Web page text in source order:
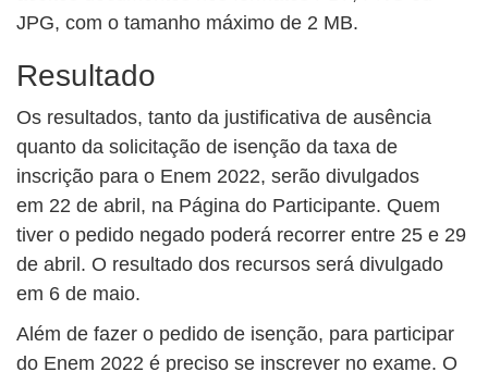
JPG, com o tamanho máximo de 2 MB.
Resultado
Os resultados, tanto da justificativa de ausência
quanto da solicitação de isenção da taxa de
inscrição para o Enem 2022, serão divulgados
em 22 de abril, na Página do Participante. Quem
tiver o pedido negado poderá recorrer entre 25 e 29
de abril. O resultado dos recursos será divulgado
em 6 de maio.
Além de fazer o pedido de isenção, para participar
do Enem 2022 é preciso se inscrever no exame. O